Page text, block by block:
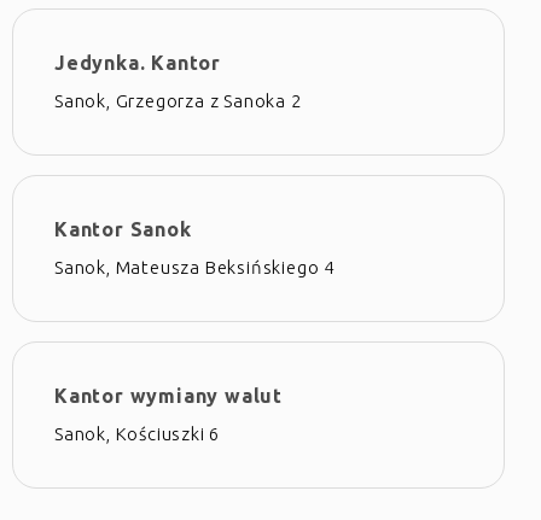
Jedynka. Kantor
Sanok, Grzegorza z Sanoka 2
Kantor Sanok
Sanok, Mateusza Beksińskiego 4
Kantor wymiany walut
Sanok, Kościuszki 6